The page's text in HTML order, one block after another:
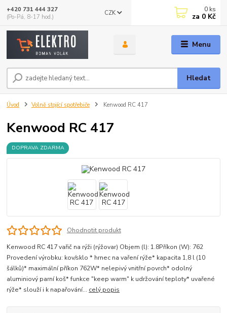
Menu
CZK
Hledat
+420 731 444 327
(Po-Pá, 8-17 hod.)
0 ks
za 0 Kč
Úvod Volně stojící spotřebiče Kenwood RC 417
Kenwood RC 417
DOPRAVA ZDARMA
Ohodnotit produkt
Kenwood RC 417 vařič na rýži (rýžovar) Objem (l): 1.8Příkon (W): 762
Provedení výrobku: kov/sklo * hrnec na vaření rýže* kapacita 1,8 l (10
šálků)* maximální příkon 762W* nelepivý vnitřní povrch* odolný
aluminiový parní koš* funkce "keep warm" k udržování teploty* uvařené
rýže* slouží i k napařování... celý popis